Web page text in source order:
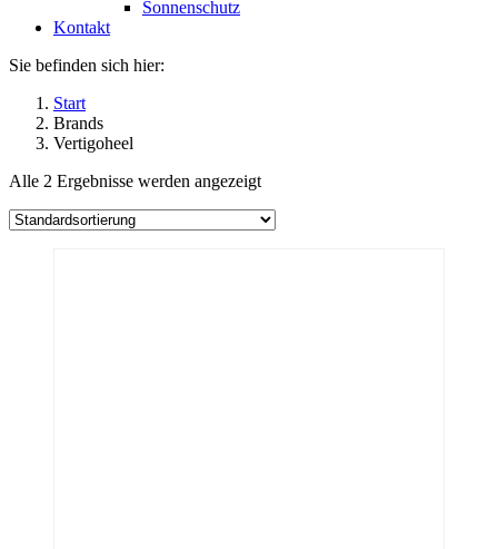
Sonnenschutz
Kontakt
Sie befinden sich hier:
Start
Brands
Vertigoheel
Alle 2 Ergebnisse werden angezeigt